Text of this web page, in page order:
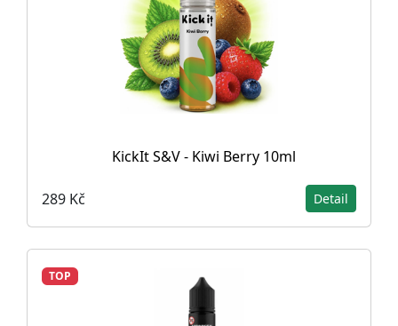
KickIt S&V - Kiwi Berry 10ml
289 Kč Detail
TOP